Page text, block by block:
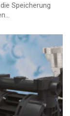
Speicherung